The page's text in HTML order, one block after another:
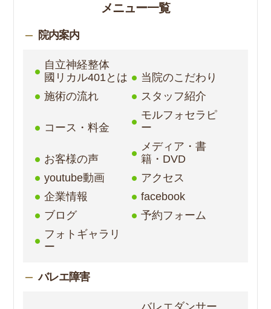
メニュー一覧
院内案内
自立神経整体
國リカル401とは
当院のこだわり
施術の流れ
スタッフ紹介
コース・料金
モルフォセラピ
ー
お客様の声
メディア・書
籍・DVD
youtube動画
アクセス
企業情報
facebook
ブログ
予約フォーム
フォトギャラリ
ー
バレエ障害
バレエダンサー